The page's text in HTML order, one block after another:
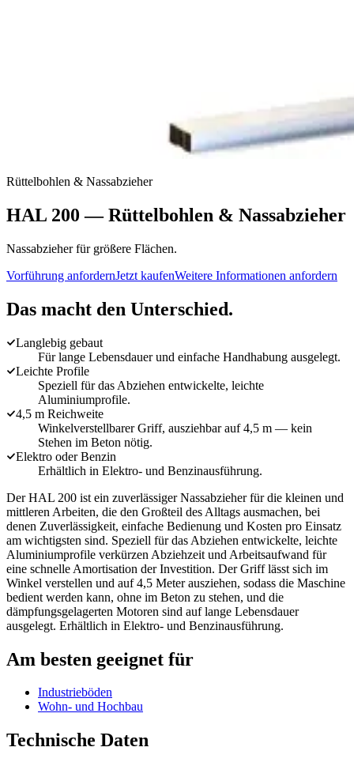
Rüttelbohlen & Nassabzieher
HAL 200 —Rüttelbohlen & Nassabzieher
Nassabzieher für größere Flächen.
Vorführung anfordernJetzt kaufenWeitere Informationen anfordern
Das macht den Unterschied.
Langlebig gebaut
Für lange Lebensdauer und einfache Handhabung ausgelegt.
Leichte Profile
Speziell für das Abziehen entwickelte, leichte
Aluminiumprofile.
4,5 m Reichweite
Winkelverstellbarer Griff, ausziehbar auf 4,5 m — kein
Stehen im Beton nötig.
Elektro oder Benzin
Erhältlich in Elektro- und Benzinausführung.
Der HAL 200 ist ein zuverlässiger Nassabzieher für die kleinen und
mittleren Arbeiten, die den Großteil des Alltags ausmachen, bei
denen Zuverlässigkeit, einfache Bedienung und Kosten pro Einsatz
am wichtigsten sind. Speziell für das Abziehen entwickelte, leichte
Aluminiumprofile verkürzen Abziehzeit und Arbeitsaufwand für
eine schnelle Amortisation der Investition. Der Griff lässt sich im
Winkel verstellen und auf 4,5 Meter ausziehen, sodass die Maschine
bedient werden kann, ohne im Beton zu stehen, und die
dämpfungsgelagerten Motoren sind auf lange Lebensdauer
ausgelegt. Erhältlich in Elektro- und Benzinausführung.
Am besten geeignet für
Industrieböden
Wohn- und Hochbau
Technische Daten